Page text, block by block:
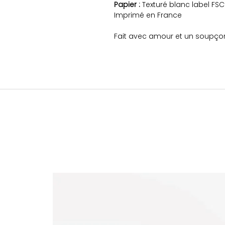
Papier : Texturé blanc label
Imprimé en France
Fait avec amour et un